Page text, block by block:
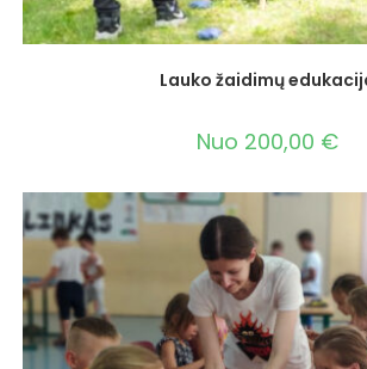
Lauko žaidimų
Nuo 200,00 €